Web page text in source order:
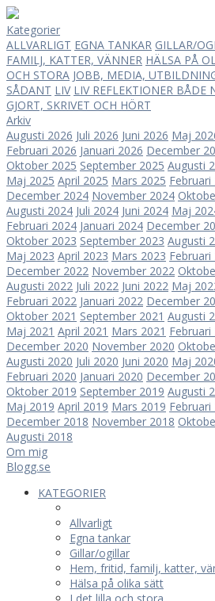
Kategorier
ALLVARLIGT EGNA TANKAR GILLAR/
FAMILJ, KATTER, VÄNNER HÄLSA PÅ
OCH STORA JOBB, MEDIA,
SÅDANT LIV LIV REFLEKTIONER BÅDE
GJORT, SKRIVET OCH HÖRT
Arkiv
Augusti 2026 Juli 2026 Juni 2026 Maj
Februari 2026 Januari 2026 December
Oktober 2025 September 2025 Augusti
Maj 2025 April 2025 Mars 2025 Februari
December 2024 November 2024
Augusti 2024 Juli 2024 Juni 2024 Maj
Februari 2024 Januari 2024 December
Oktober 2023 September 2023 Augusti
Maj 2023 April 2023 Mars 2023 Februari
December 2022 November 2022
Augusti 2022 Juli 2022 Juni 2022 Maj
Februari 2022 Januari 2022 December
Oktober 2021 September 2021 Augusti
Maj 2021 April 2021 Mars 2021 Februari
December 2020 November 2020
Augusti 2020 Juli 2020 Juni 2020 Maj
Februari 2020 Januari 2020 December
Oktober 2019 September 2019 Augusti
Maj 2019 April 2019 Mars 2019 Februari
December 2018 November 2018
Augusti 2018
Om mig
Blogg.se
KATEGORIER
Allvarligt
Egna tankar
Gillar/ogillar
Hem, fritid, familj, katter,
Hälsa på olika sätt